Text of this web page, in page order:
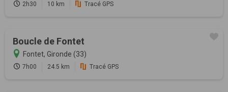
2h30 10 km Tracé GPS
Boucle de Fontet
Fontet, Gironde (33)
7h00 24.5 km Tracé GPS